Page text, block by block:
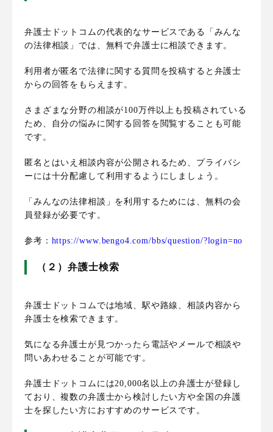
弁護士ドットコムの代表的なサービスである「みんな
の法律相談」では、無料で弁護士に相談できます。
利用者が匿名で法律に関する質問を投稿すると弁護士
からの回答をもらえます。
さまざまな分野の相談が100万件以上も投稿されている
ため、自分の悩みに関する回答を閲覧することも可能
です。
匿名とはいえ相談内容が公開されるため、プライバシ
ーには十分配慮して利用するようにしましょう。
「みんなの法律相談」を利用するためには、無料の会
員登録が必要です。
参考： https://www.bengo4.com/bbs/question/?login=no
（２）弁護士検索
弁護士ドットコムでは地域、駅や路線、相談内容から
弁護士を検索できます。
気になる弁護士が見つかったら電話やメールで相談や
問いあわせることが可能です。
弁護士ドットコムには20,000名以上の弁護士が登録し
ており、複数の弁護士から検討したい方や全国の弁護
士を探したい方におすすめのサービスです。